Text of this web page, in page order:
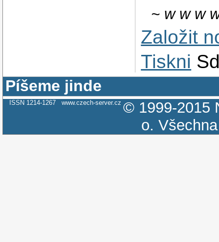
~ w w w
Založit
Tiskni
Píšeme jinde
ISSN 1214-1267 www.czech-server.cz © 1999-2015
o.